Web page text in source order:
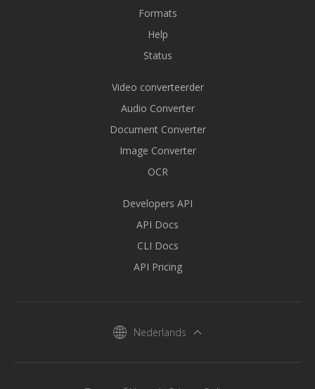
Formats
Help
Status
Video converteerder
Audio Converter
Document Converter
Image Converter
OCR
Developers API
API Docs
CLI Docs
API Pricing
Nederlands